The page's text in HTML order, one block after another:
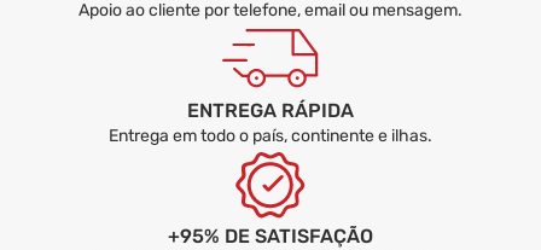
Apoio ao cliente por telefone, email ou mensagem.
ENTREGA RÁPIDA
Entrega em todo o país, continente e ilhas.
+95% DE SATISFAÇÃO